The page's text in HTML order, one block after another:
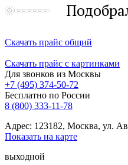
Скачать прайс общий
Скачать прайс с картинками
Для звонков из Москвы
+7 (495) 374-50-72
Бесплатно по России
8 (800) 333-11-78
Адрес: 123182, Москва, ул.
Показать на карте
выходной